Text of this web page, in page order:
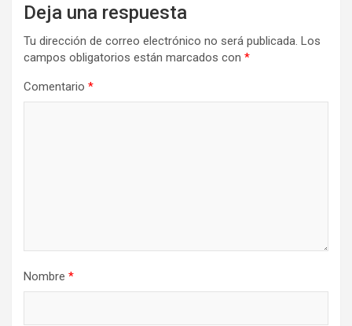
Deja una respuesta
Tu dirección de correo electrónico no será publicada. Los
campos obligatorios están marcados con *
Comentario *
Nombre *